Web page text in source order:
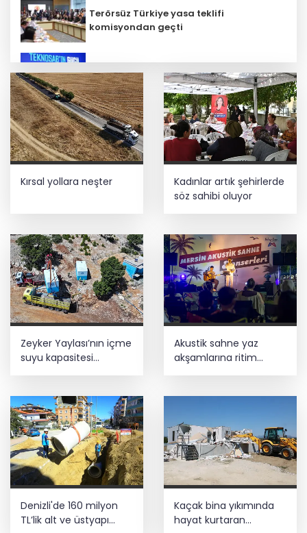
Terörsüz Türkiye yasa teklifi
komisyondan geçti
önde! Dev lansmanda neler oldu?
İş Bankası Grubu üst yönetiminde görev
değişimi
Trabzon iklim ve enerji ağında
başlıyor
Kırsal yollara neşter
Kadınlar artık şehirlerde
söz sahibi oluyor
Zeyker Yaylası’nın içme
suyu kapasitesi
güçlendirildi
Akustik sahne yaz
akşamlarına ritim
katıyor
Denizli'de 160 milyon
TL’lik alt ve üstyapı
Kaçak bina yıkımında
hayat kurtaran